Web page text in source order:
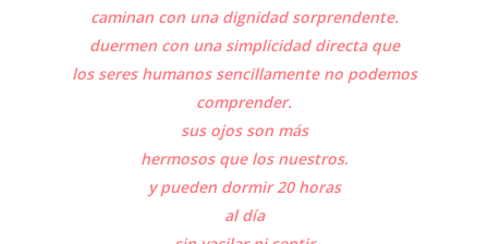
caminan con una dignidad sorprendente.
duermen con una simplicidad directa que
los seres humanos sencillamente no podemos
comprender.
sus ojos son más
hermosos que los nuestros.
y pueden dormir 20 horas
al día